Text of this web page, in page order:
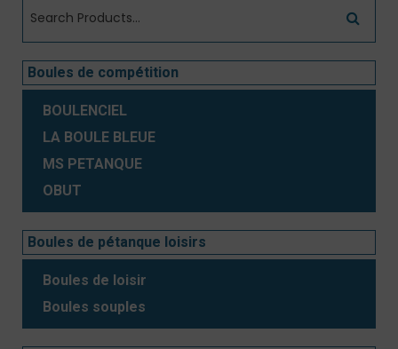
Boules de compétition
BOULENCIEL
LA BOULE BLEUE
MS PETANQUE
OBUT
Boules de pétanque loisirs
Boules de loisir
Boules souples